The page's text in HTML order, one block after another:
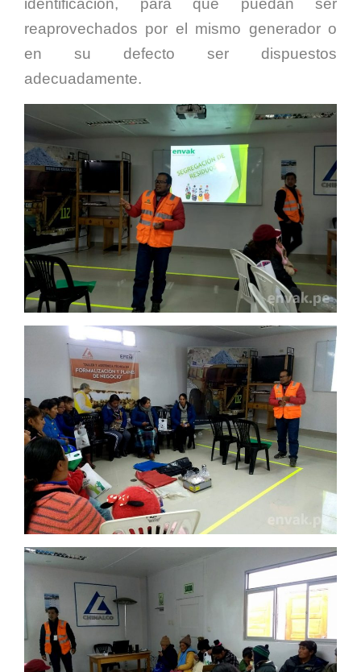
identificación, para que puedan ser
reaprovechados por el mismo generador o
en su defecto ser dispuestos
adecuadamente.